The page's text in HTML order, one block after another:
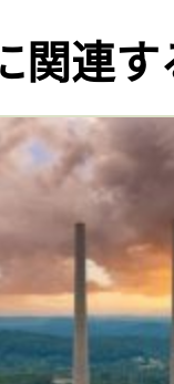
関連